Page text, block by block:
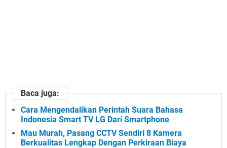
Baca juga:
Cara Mengendalikan Perintah Suara Bahasa
Indonesia Smart TV LG Dari Smartphone
Mau Murah, Pasang CCTV Sendiri 8 Kamera
Berkualitas Lengkap Dengan Perkiraan Biaya